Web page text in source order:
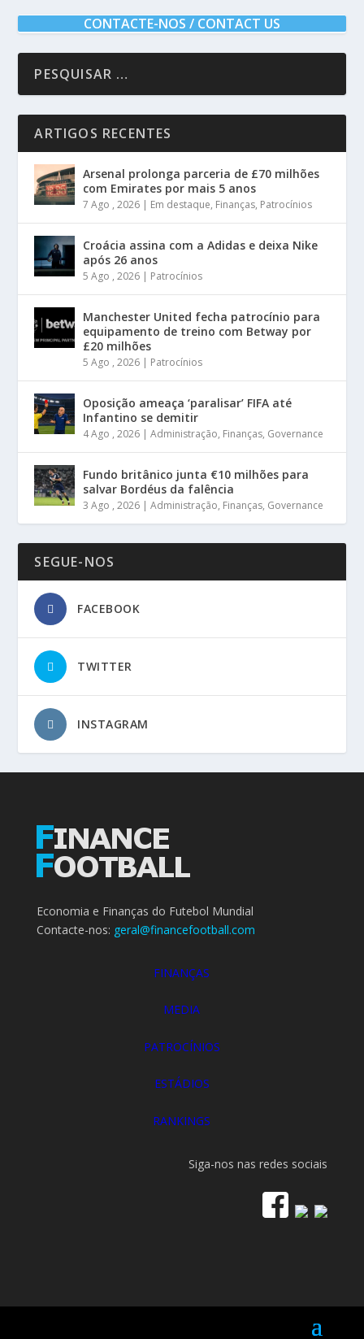
CONTACTE-NOS / CONTACT US
ARTIGOS RECENTES
Arsenal prolonga parceria de £70 milhões
com Emirates por mais 5 anos
7 Ago , 2026 | Em destaque, Finanças, Patrocínios
Croácia assina com a Adidas e deixa Nike
após 26 anos
5 Ago , 2026 | Patrocínios
Manchester United fecha patrocínio para
equipamento de treino com Betway por
£20 milhões
5 Ago , 2026 | Patrocínios
Oposição ameaça ‘paralisar’ FIFA até
Infantino se demitir
4 Ago , 2026 |Administração, Finanças, Governance
Fundo britânico junta €10 milhões para
salvar Bordéus da falência
3 Ago , 2026 |Administração, Finanças, Governance
SEGUE-NOS
FACEBOOK
TWITTER
INSTAGRAM
Economia e Finanças do Futebol Mundial
Contacte-nos: geral@financefootball.com
FINANÇAS
MEDIA
PATROCÍNIOS
ESTÁDIOS
RANKINGS
Siga-nos nas redes sociais